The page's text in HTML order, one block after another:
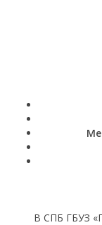
В СПБ ГБУЗ